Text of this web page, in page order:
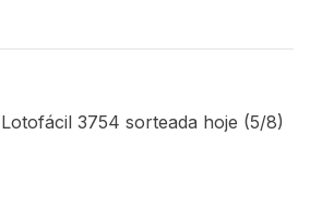
3754 sorteada hoje (5/8)